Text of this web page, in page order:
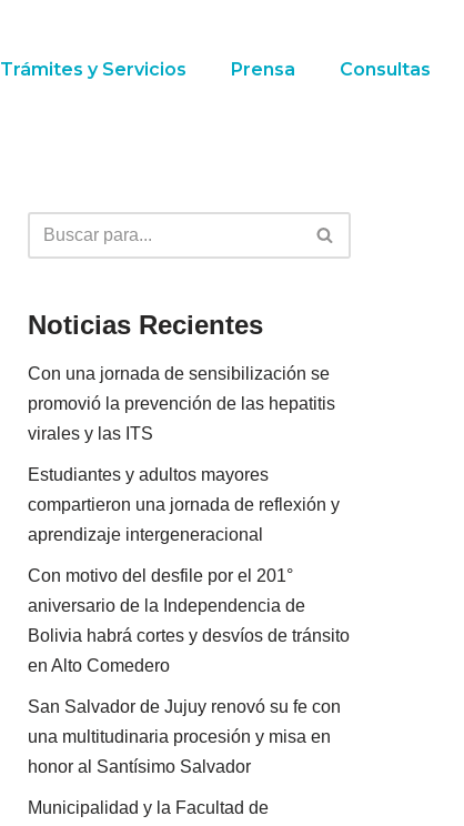
Trámites y Servicios Prensa Consultas
Noticias Recientes
Con una jornada de sensibilización se
promovió la prevención de las hepatitis
virales y las ITS
Estudiantes y adultos mayores
compartieron una jornada de reflexión y
aprendizaje intergeneracional
Con motivo del desfile por el 201°
aniversario de la Independencia de
Bolivia habrá cortes y desvíos de tránsito
en Alto Comedero
San Salvador de Jujuy renovó su fe con
una multitudinaria procesión y misa en
honor al Santísimo Salvador
Municipalidad y la Facultad de